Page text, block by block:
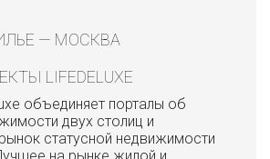
— МОСКВА
LIFEDELUXE
объединяет порталы об
двух столиц и
статусной недвижимости